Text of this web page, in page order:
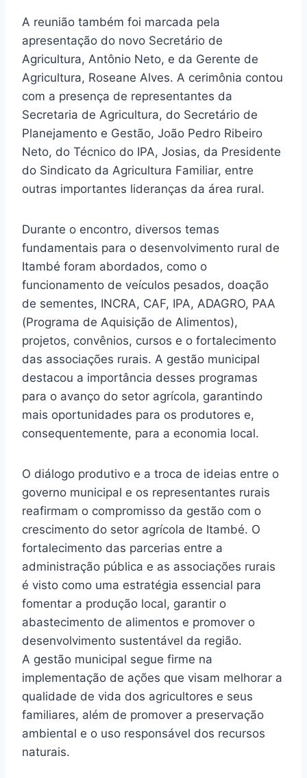
A reunião também foi marcada pela
apresentação do novo Secretário de
Agricultura, Antônio Neto, e da Gerente de
Agricultura, Roseane Alves. A cerimônia contou
com a presença de representantes da
Secretaria de Agricultura, do Secretário de
Planejamento e Gestão, João Pedro Ribeiro
Neto, do Técnico do IPA, Josias, da Presidente
do Sindicato da Agricultura Familiar, entre
outras importantes lideranças da área rural.
Durante o encontro, diversos temas
fundamentais para o desenvolvimento rural de
Itambé foram abordados, como o
funcionamento de veículos pesados, doação
de sementes, INCRA, CAF, IPA, ADAGRO, PAA
(Programa de Aquisição de Alimentos),
projetos, convênios, cursos e o fortalecimento
das associações rurais. A gestão municipal
destacou a importância desses programas
para o avanço do setor agrícola, garantindo
mais oportunidades para os produtores e,
consequentemente, para a economia local.
O diálogo produtivo e a troca de ideias entre o
governo municipal e os representantes rurais
reafirmam o compromisso da gestão com o
crescimento do setor agrícola de Itambé. O
fortalecimento das parcerias entre a
administração pública e as associações rurais
é visto como uma estratégia essencial para
fomentar a produção local, garantir o
abastecimento de alimentos e promover o
desenvolvimento sustentável da região.
A gestão municipal segue firme na
implementação de ações que visam melhorar a
qualidade de vida dos agricultores e seus
familiares, além de promover a preservação
ambiental e o uso responsável dos recursos
naturais.